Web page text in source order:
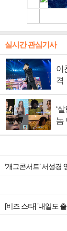
실시간 관심기사
이
격
‘
놈